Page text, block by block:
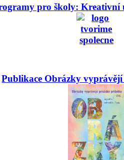
pro školy: Kreativní
Publikace Obrázky